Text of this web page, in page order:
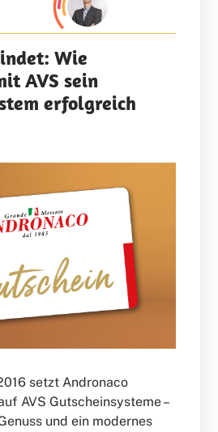
Wie
AVS sein
erfolgreich
setzt Andronaco
AVS Gutscheinsysteme –
und ein modernes